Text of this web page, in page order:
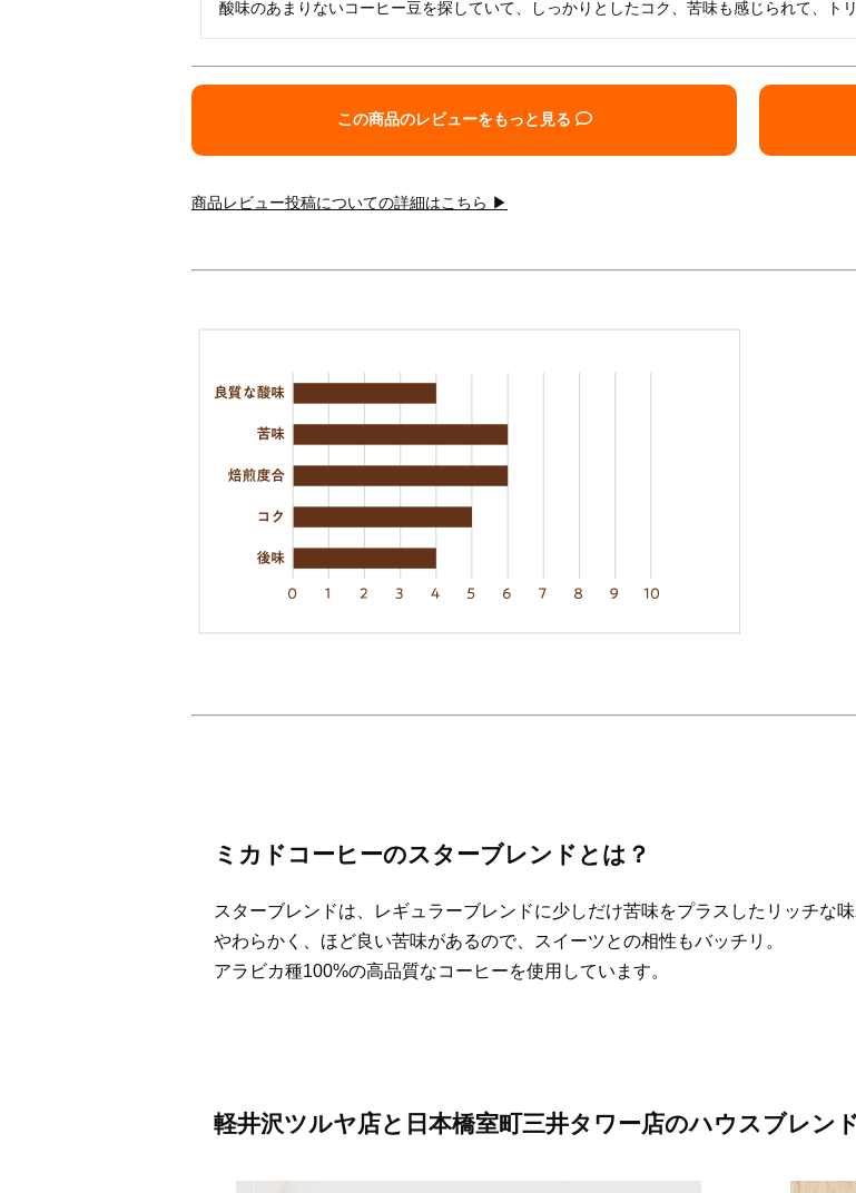
酸味のあまりないコーヒー豆を探していて、しっかりとしたコク、苦味も感じられて、ト
この商品のレビューをもっと見る
商品レビュー投稿についての詳細はこちら ▶
ミカドコーヒーのスターブレンドとは？
スターブレンドは、レギュラーブレンドに少しだけ苦味をプラスしたリッチな味
やわらかく、ほど良い苦味があるので、スイーツとの相性もバッチリ。
アラビカ種100%の高品質なコーヒーを使用しています。
軽井沢ツルヤ店と日本橋室町三井タワー店のハウスブレン